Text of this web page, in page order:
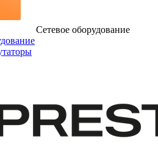
Сетевое оборудование